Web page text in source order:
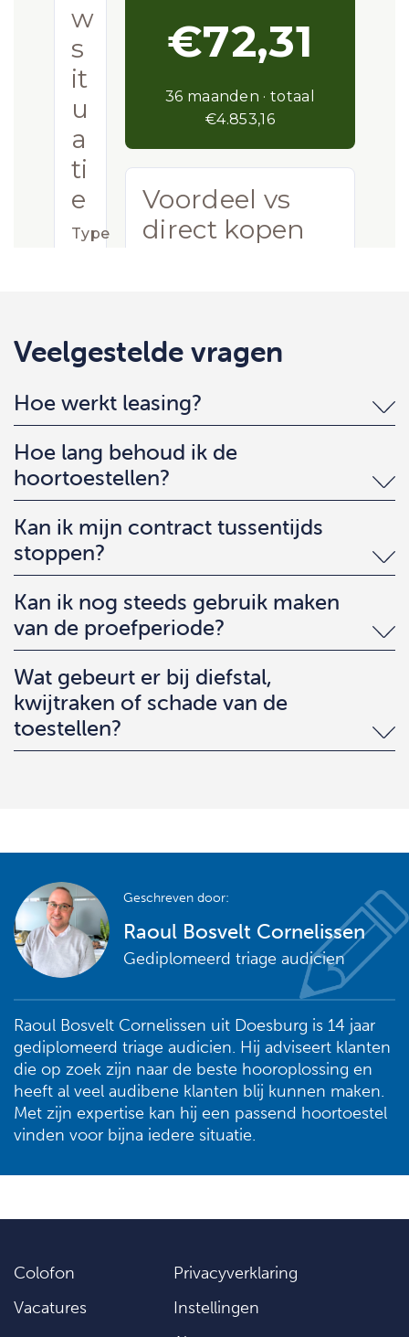
Veelgestelde vragen
Hoe werkt leasing?
Hoe lang behoud ik de
hoortoestellen?
Kan ik mijn contract tussentijds
stoppen?
Kan ik nog steeds gebruik maken
van de proefperiode?
Wat gebeurt er bij diefstal,
kwijtraken of schade van de
toestellen?
Geschreven door:
Raoul Bosvelt Cornelissen
Gediplomeerd triage audicien
Raoul Bosvelt Cornelissen uit Doesburg is 14 jaar
gediplomeerd triage audicien. Hij adviseert klanten
die op zoek zijn naar de beste hooroplossing en
heeft al veel audibene klanten blij kunnen maken.
Met zijn expertise kan hij een passend hoortoestel
vinden voor bijna iedere situatie.
Colofon
Privacyverklaring
Vacatures
Instellingen